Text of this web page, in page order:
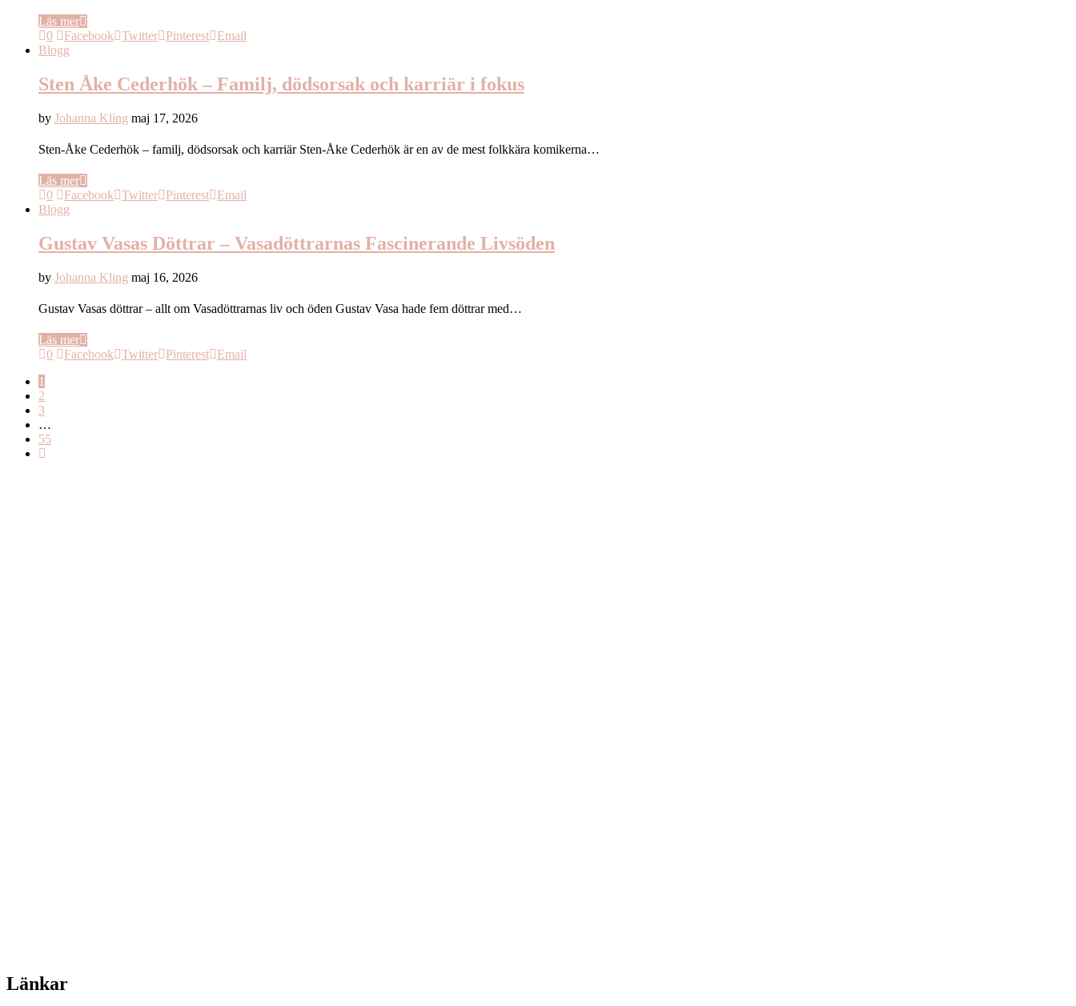
Läs mer
0
Facebook Twitter Pinterest
Email
Blogg
Sten Åke Cederhök – Familj, dödsorsak och karriär i fokus
by Johanna Kling maj 17, 2026
Sten-Åke Cederhök – familj, dödsorsak och karriär Sten-Åke Cederhök är en av de mest folkkära komikerna…
Läs mer
0
Facebook Twitter Pinterest
Email
Blogg
Gustav Vasas Döttrar – Vasadöttrarnas Fascinerande Livsöden
by Johanna Kling maj 16, 2026
Gustav Vasas döttrar – allt om Vasadöttrarnas liv och öden Gustav Vasa hade fem döttrar med…
Läs mer
0
Facebook Twitter Pinterest
Email
1
2
3
…
55
Länkar